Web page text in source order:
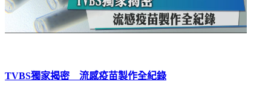
TVBS獨家揭密 流感疫苗製作全紀錄